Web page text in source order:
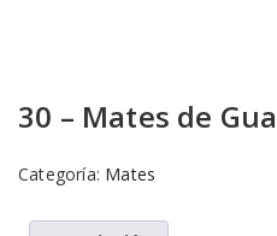
30 – Mates de
Categoría: Mates